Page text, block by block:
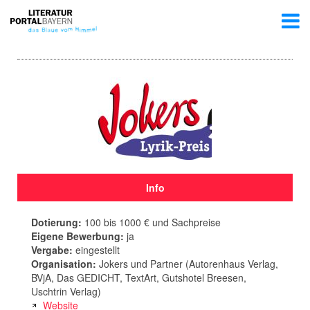
Info
Dotierung: 100 bis 1000 € und Sachpreise
Eigene Bewerbung: ja
Vergabe: eingestellt
Organisation: Jokers und Partner (Autorenhaus Verlag,
BVjA, Das GEDICHT, TextArt, Gutshotel Breesen,
Uschtrin Verlag)
Website